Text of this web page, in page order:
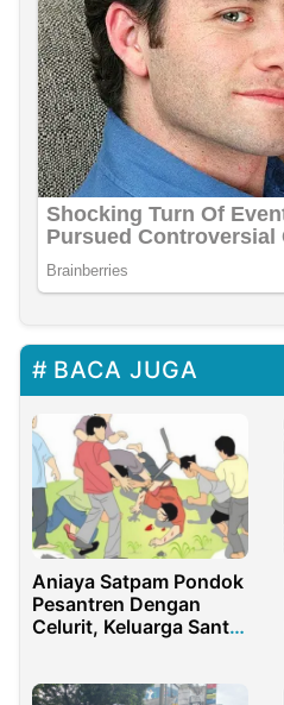
BACA JUGA
Aniaya Satpam Pondok
Pesantren Dengan
Celurit, Keluarga Santri